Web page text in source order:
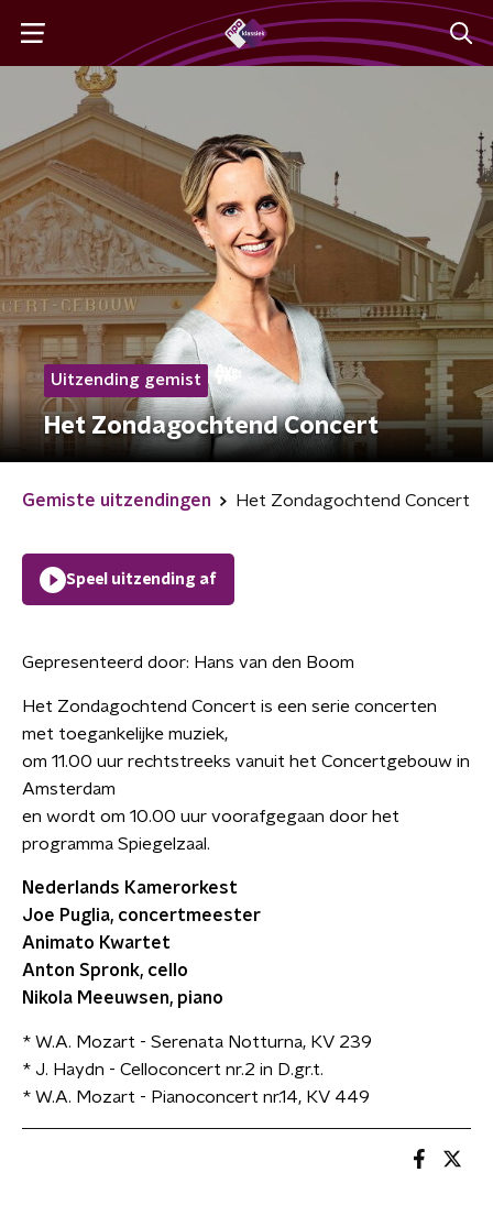
Uitzending gemist
Het Zondagochtend Concert
Gemiste uitzendingen Het Zondagochtend Concert
Speel uitzending af
Gepresenteerd door: Hans van den Boom
Het Zondagochtend Concert is een serie concerten
met toegankelijke muziek,
om 11.00 uur rechtstreeks vanuit het Concertgebouw in
Amsterdam
en wordt om 10.00 uur voorafgegaan door het
programma Spiegelzaal.
Nederlands Kamerorkest
Joe Puglia, concertmeester
Animato Kwartet
Anton Spronk, cello
Nikola Meeuwsen, piano
* W.A. Mozart - Serenata Notturna, KV 239
* J. Haydn - Celloconcert nr.2 in D.gr.t.
* W.A. Mozart - Pianoconcert nr.14, KV 449